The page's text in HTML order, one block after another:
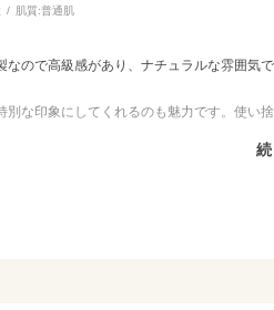
肌質:普通肌
ので高級感があり、ナチュラルな雰囲気
別な印象にしてくれるのも魅力です。使